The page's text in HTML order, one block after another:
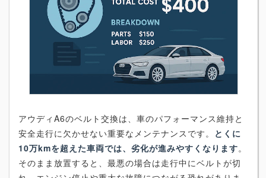
アウディA6のベルト交換は、車のパフォーマンス維持と
安全走行に欠かせない重要なメンテナンスです。 とくに
10万kmを超えた車両では、劣化が進みやすくなります。
そのまま放置すると、最悪の場合は走行中にベルトが切